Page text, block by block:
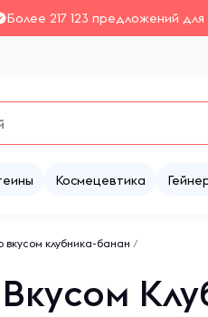
Более 217 123 предложений
Космецевтика
клубника-банан /